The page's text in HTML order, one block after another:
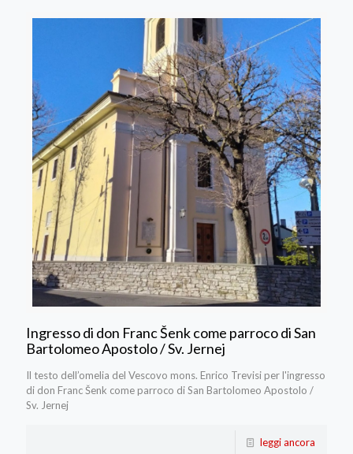
Ingresso di don Franc Šenk come parroco di San
Bartolomeo Apostolo / Sv. Jernej
Il testo dell’omelia del Vescovo mons. Enrico Trevisi per l'ingresso
di don Franc Šenk come parroco di San Bartolomeo Apostolo /
Sv. Jernej
leggi ancora